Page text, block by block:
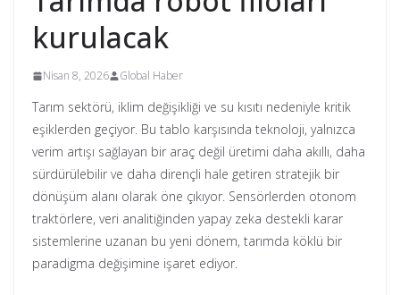
kurulacak
Nisan 8, 2026 Global Haber
Tarım sektörü, iklim değişikliği ve su kısıtı nedeniyle kritik
eşiklerden geçiyor. Bu tablo karşısında teknoloji, yalnızca
verim artışı sağlayan bir araç değil üretimi daha akıllı, daha
sürdürülebilir ve daha dirençli hale getiren stratejik bir
dönüşüm alanı olarak öne çıkıyor. Sensörlerden otonom
traktörlere, veri analitiğinden yapay zeka destekli karar
sistemlerine uzanan bu yeni dönem, tarımda köklü bir
paradigma değişimine işaret ediyor.